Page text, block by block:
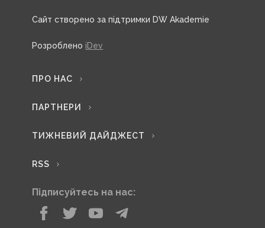
Сайт створено за підтримки DW Akademie
Розроблено iDev
ПРО НАС
ПАРТНЕРИ
ТИЖНЕВИЙ ДАЙДЖЕСТ
RSS
Підписуйтесь на нас: